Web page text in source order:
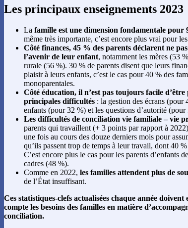
Les principaux enseignements 2023
La famille est une dimension fondamentale pour
même très importante, c’est encore plus vrai pour
Côté finances, 45 % des parents déclarent ne
l’avenir de leur enfant, notamment les mères (53
rurale (56 %). 30 % de parents disent que leurs
plaisir à leurs enfants, c’est le cas pour 40 % des
monoparentales.
Côté éducation, il n’est pas toujours facile
principales difficultés : la gestion des écrans (pour
enfants (pour 32 %) et les questions d’autorité (pour
Les difficultés de conciliation vie familiale – vie
parents qui travaillent (+ 3 points par rapport à
une fois au cours des douze derniers mois pour
qu’ils passent trop de temps à leur travail, dont 40
C’est encore plus le cas pour les parents d’enfants
cadres (48 %).
Comme en 2022, les familles attendent plus de
de l’État insuffisant.
Ces statistiques-clefs actualisées chaque année
compte les besoins des familles en matière
conciliation.